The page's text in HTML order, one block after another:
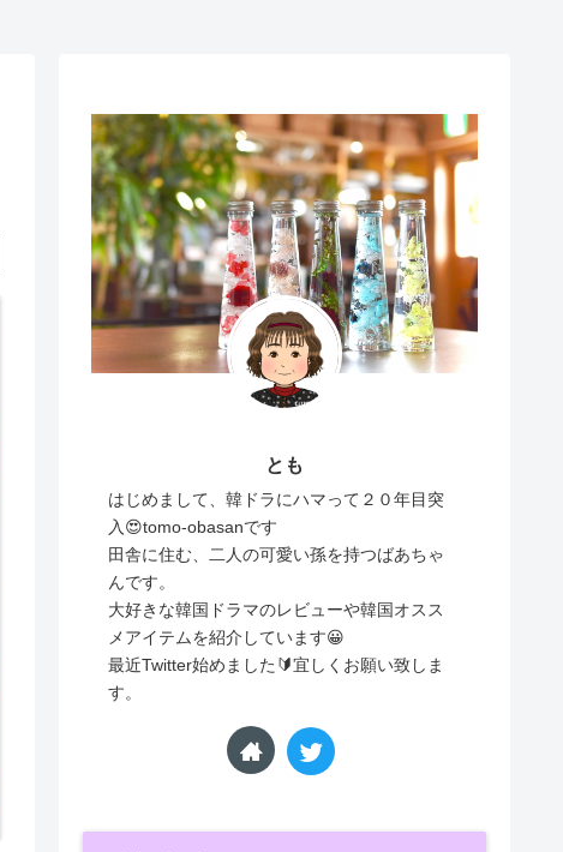
とも
はじめまして、韓ドラにハマって２０年目突
入😍tomo-obasanです
田舎に住む、二人の可愛い孫を持つばあちゃ
んです。
大好きな韓国ドラマのレビューや韓国オスス
メアイテムを紹介しています😀
最近Twitter始めました🔰宜しくお願い致しま
す。